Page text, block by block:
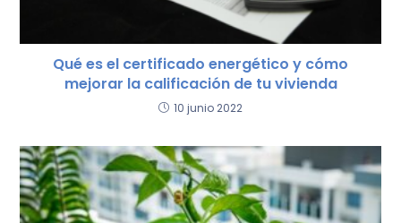
Qué es el certificado energético y cómo
mejorar la calificación de tu vivienda
10 junio 2022